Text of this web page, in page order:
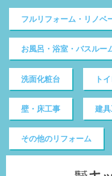
フルリフォーム・リノベ
お風呂・浴室・バスルー
洗面化粧台 ト
壁・床工事 建
その他のリフォーム